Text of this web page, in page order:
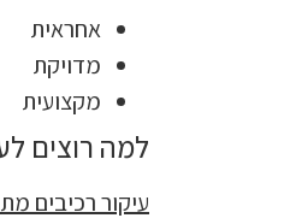
אחראית
מדויקת
מקצועית
למה רוצים
עיקור רכיבים